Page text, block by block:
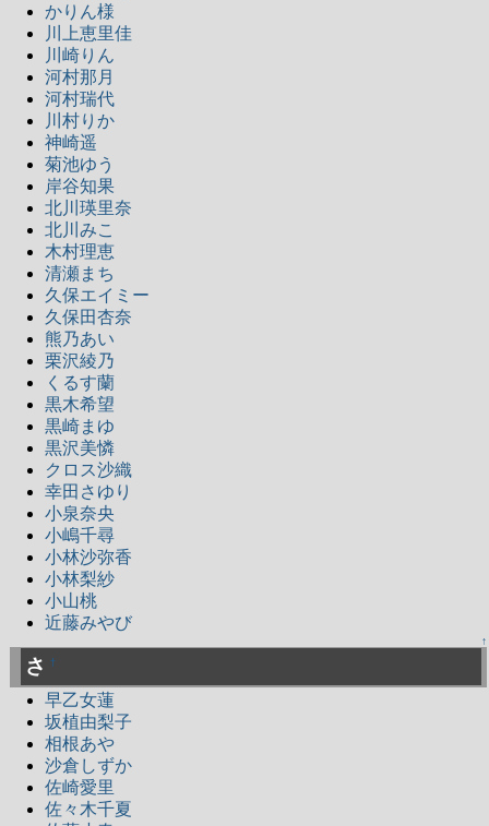
かりん様
川上恵里佳
川崎りん
河村那月
河村瑞代
川村りか
神崎遥
菊池ゆう
岸谷知果
北川瑛里奈
北川みこ
木村理恵
清瀬まち
久保エイミー
久保田杏奈
熊乃あい
栗沢綾乃
くるす蘭
黒木希望
黒崎まゆ
黒沢美憐
クロス沙織
幸田さゆり
小泉奈央
小嶋千尋
小林沙弥香
小林梨紗
小山桃
近藤みやび
↑
さ †
早乙女蓮
坂植由梨子
相根あや
沙倉しずか
佐崎愛里
佐々木千夏